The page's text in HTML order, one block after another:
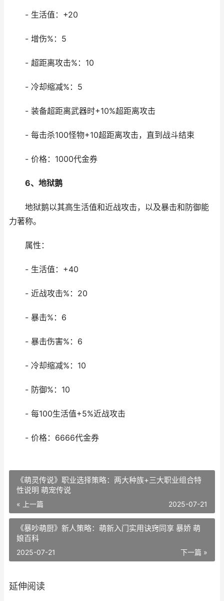
- 生活值：+20
- 增伤%：5
- 超距离攻击%：10
- 冷却缩减%：5
- 装备超距离武器时+10%超距离攻击
- 每击杀100怪物+10超距离攻击，直到战斗结束
- 价格：1000代金券
6、地狱鹅
地狱鹅以其高生活值和近战攻击，以及暴击和防御能
力著称。
属性：
- 生活值：+40
- 近战攻击%：20
- 暴击%：6
- 暴击伤害%：6
- 冷却缩减%：10
- 防御%：10
- 每100生活值+5%近战攻击
- 价格：6666代金券
《萌灵传说》职业选择策略：两大种族+三大职业组合特
性说明 萌宠传说
« 上一篇 2025-07-21
《暴吵萌厨》新人策略：萌新入门实用诀窍同享 暴娇 萌
娘百科
下一篇 »
2025-07-21
延伸阅读